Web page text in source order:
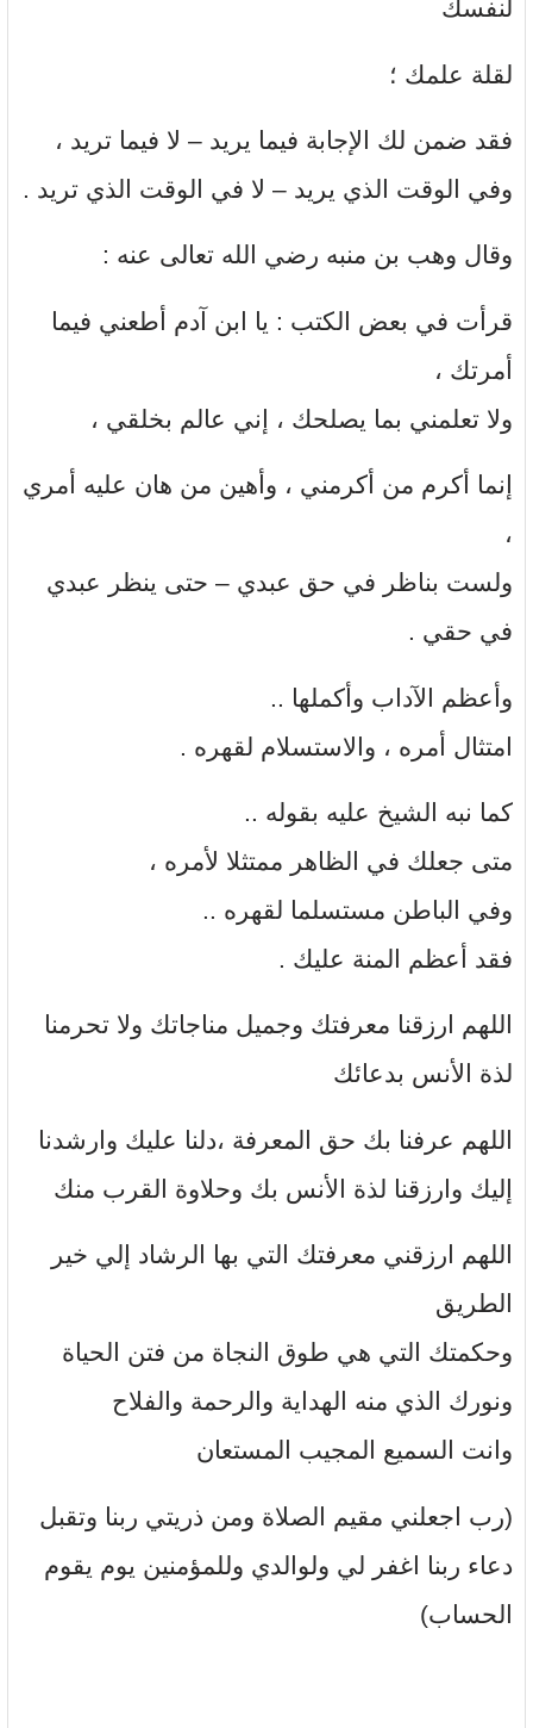
لنفسك
لقلة علمك ؛
فقد ضمن لك الإجابة فيما يريد – لا فيما تريد ،
وفي الوقت الذي يريد – لا في الوقت الذي تريد .
وقال وهب بن منبه رضي الله تعالى عنه :
قرأت في بعض الكتب : يا ابن آدم أطعني فيما
أمرتك ،
ولا تعلمني بما يصلحك ، إني عالم بخلقي ،
إنما أكرم من أكرمني ، وأهين من هان عليه أمري
،
ولست بناظر في حق عبدي – حتى ينظر عبدي
في حقي .
وأعظم الآداب وأكملها ..
امتثال أمره ، والاستسلام لقهره .
كما نبه الشيخ عليه بقوله ..
متى جعلك في الظاهر ممتثلا لأمره ،
وفي الباطن مستسلما لقهره ..
فقد أعظم المنة عليك .
اللهم ارزقنا معرفتك وجميل مناجاتك ولا تحرمنا
لذة الأنس بدعائك
اللهم عرفنا بك حق المعرفة ،دلنا عليك وارشدنا
إليك وارزقنا لذة الأنس بك وحلاوة القرب منك
اللهم ارزقني معرفتك التي بها الرشاد إلي خير
الطريق
وحكمتك التي هي طوق النجاة من فتن الحياة
ونورك الذي منه الهداية والرحمة والفلاح
وانت السميع المجيب المستعان
(رب اجعلني مقيم الصلاة ومن ذريتي ربنا وتقبل
دعاء ربنا اغفر لي ولوالدي وللمؤمنين يوم يقوم
الحساب)